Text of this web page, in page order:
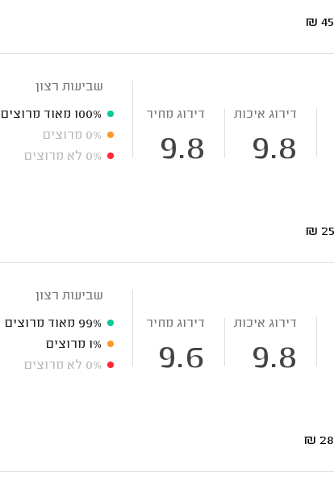
₪
דירוג איכות
9.8
דירוג מחיר
9.8
שביעות רצון
100% מאוד מרוצים
0% מרוצים
0% לא מרוצים
₪
דירוג איכות
9.8
דירוג מחיר
9.6
שביעות רצון
99% מאוד מרוצים
1% מרוצים
0% לא מרוצים
₪